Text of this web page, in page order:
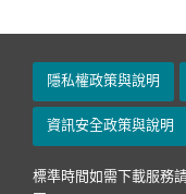
隱私權政策與說明
資訊安全政策與說明
標準時間如需下載服務